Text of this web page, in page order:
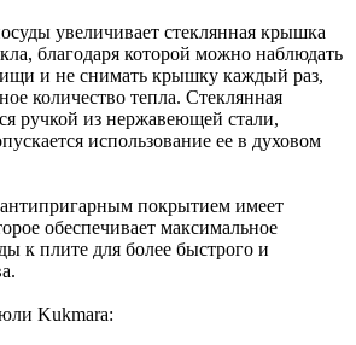
увеличивает стеклянная крышка
благодаря которой можно наблюдать
и не снимать крышку каждый раз,
количество тепла. Стеклянная
ручкой из нержавеющей стали,
использование ее в духовом
покрытием имеет
обеспечивает максимальное
к плите для более быстрого и
Kukmara: